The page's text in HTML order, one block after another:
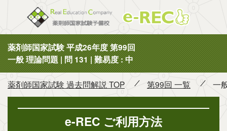
薬剤師国家試験 平成26年度 第99回
一般 理論問題 | 問 131 | 難易度 : 中
薬剤師国家試験 過去問解説 TOP 第99回 一覧 一
e-REC ご利用方法